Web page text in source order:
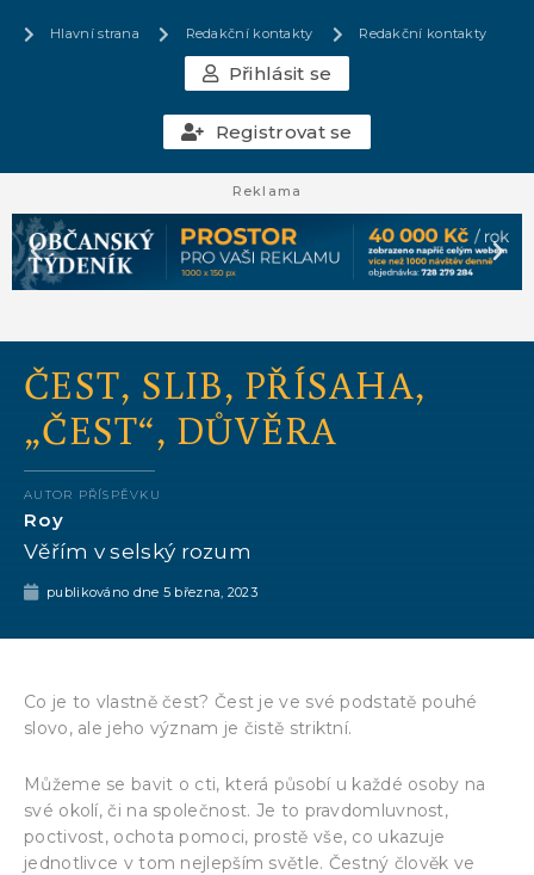
Hlavní strana Redakční kontakty Redakční kontakty
Přihlásit se
Registrovat se
Reklama
ČEST, SLIB, PŘÍSAHA,
„ČEST“, DŮVĚRA
AUTOR PŘÍSPĚVKU
Roy
Věřím v selský rozum
publikováno dne 5 března, 2023
Co je to vlastně čest? Čest je ve své podstatě pouhé
slovo, ale jeho význam je čistě striktní.
Můžeme se bavit o cti, která působí u každé osoby na
své okolí, či na společnost. Je to pravdomluvnost,
poctivost, ochota pomoci, prostě vše, co ukazuje
jednotlivce v tom nejlepším světle. Čestný člověk ve